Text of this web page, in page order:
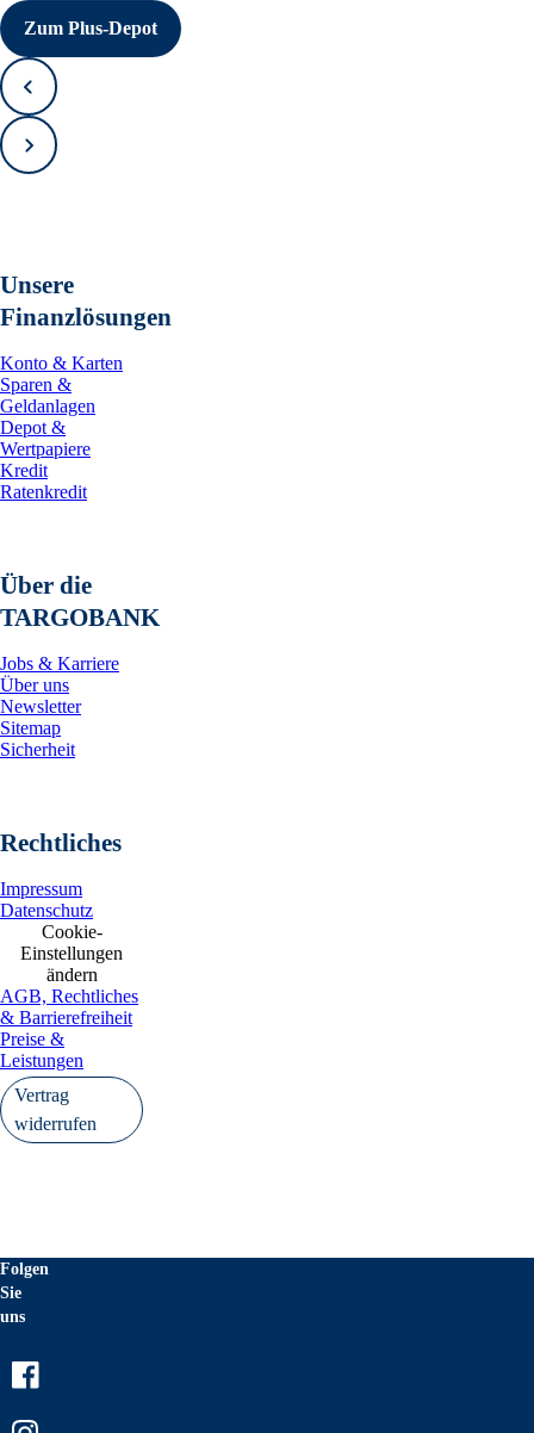
Zum Plus-Depot
Zurück
Vorwärts
Unsere
Finanzlösungen
Konto & Karten
Sparen &
Geldanlagen
Depot &
Wertpapiere
Kredit
Ratenkredit
Über die
TARGOBANK
Jobs & Karriere
Über uns
Newsletter
Sitemap
Sicherheit
Rechtliches
Impressum
Datenschutz
Cookie-
Einstellungen
ändern
AGB, Rechtliches
& Barrierefreiheit
Preise &
Leistungen
Vertrag
widerrufen
Folgen
Sie
uns